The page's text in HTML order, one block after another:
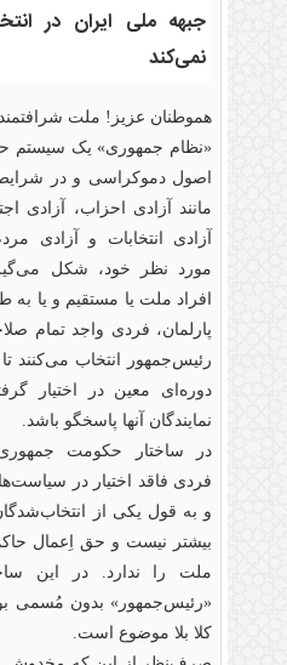
جبهه ملی ایران در
نمی‌کند
هموطنان عزیز! ملت
«نظام جمهوری» یک سیستم
اصول دموکراسی و در
مانند آزادی احزاب، آزادی
آزادی انتخابات و آزادی
مورد نظر خود، شکل
افراد ملت یا مستقیم و یا
پارلمان، فردی واجد تمام
رئیس‌جمهور انتخاب می‌کنند
دوره‌ای معین در اختیار
نمایندگان آنها پاسخگو باشد.
در ساختار حکومت
فردی فاقد اختیار در
و به قول یکی از
بیشتر نیست و حق اِعمال
ملت را ندارد. در این
«رئیس‌جمهور» بدون مُسمی
کلا بلا موضوع است.